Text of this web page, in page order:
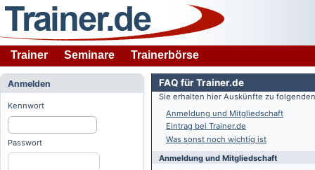
Trainer Seminare Trainerbörse
Anmelden
Kennwort
Passwort
FAQ für Trainer.de
Sie erhalten hier Auskünfte zu
Anmeldung und Mitgliedschaft
Eintrag bei Trainer.de
Was sonst noch wichtig ist
Anmeldung und Mitgliedschaft